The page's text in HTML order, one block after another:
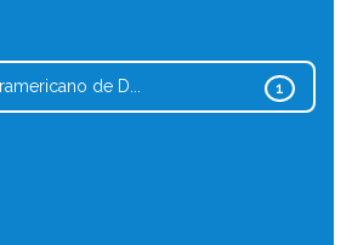
1
de D...